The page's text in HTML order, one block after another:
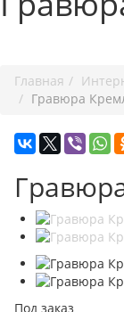
Главная
Гравюра
Под заказ